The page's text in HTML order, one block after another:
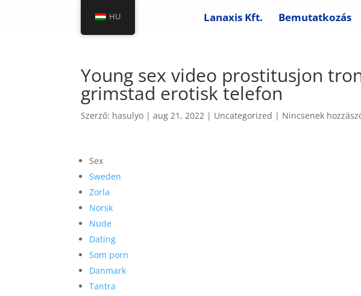
Lanaxis Kft. Bemutatkozás
Young sex video prostitusjon
grimstad erotisk telefon
Szerző: hasulyo |aug 21, 2022 | Uncategorized | Nincsenek
Sex
Sweden
Zorla
Norsk
Nude
Dating
Som porn
Danmark
Tantra
HU